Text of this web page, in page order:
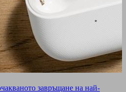
завръщане на най-